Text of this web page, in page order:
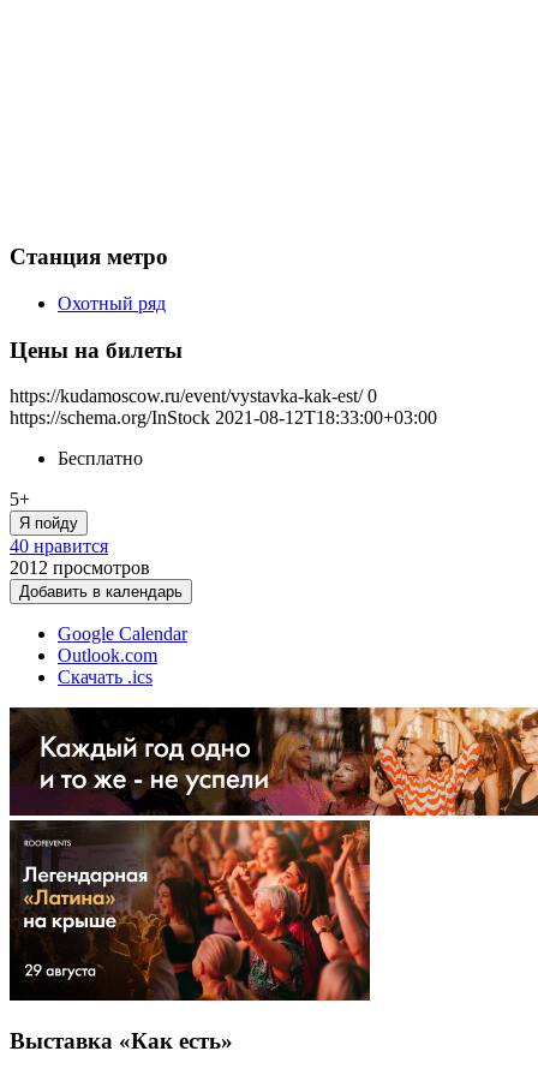
Станция метро
Охотный ряд
Цены на билеты
https://kudamoscow.ru/event/vystavka-kak-est/ 0
https://schema.org/InStock 2021-08-12T18:33:00+03:00
Бесплатно
5+
Я пойду
40 нравится
2012 просмотров
Добавить в календарь
Google Calendar
Outlook.com
Скачать .ics
Выставка «Как есть»